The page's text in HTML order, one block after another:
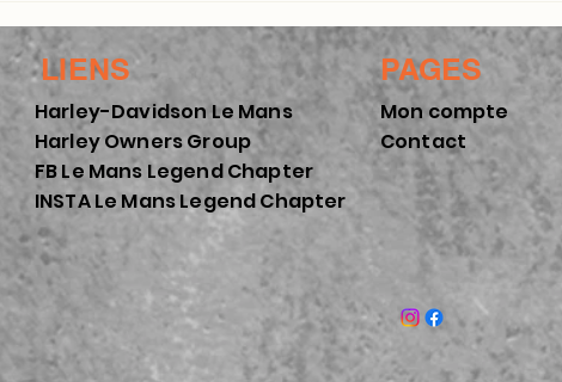
2024
LIENS PAGES
Harley-Davidson Le Mans
Harley Owners Group
FB Le Mans Legend Chapter
INSTA Le Mans Legend Chapter
Mon compte
Contact